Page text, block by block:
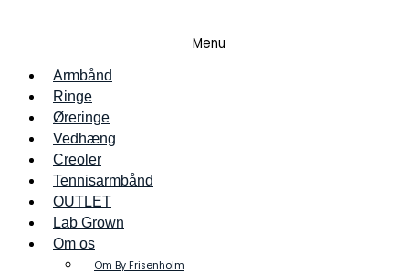
Menu
Armbånd
Ringe
Øreringe
Vedhæng
Creoler
Tennisarmbånd
OUTLET
Lab Grown
Om os
Om By Frisenholm